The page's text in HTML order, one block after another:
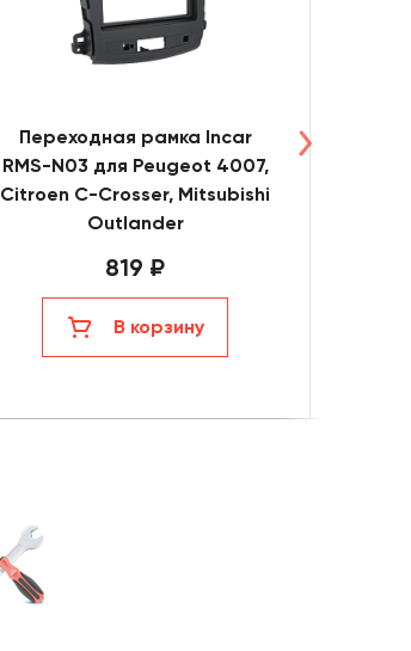
Переходная рамка Incar
RMS-N03 для Peugeot 4007,
Citroen C-Crosser, Mitsubishi
Outlander
819 ₽
В корзину